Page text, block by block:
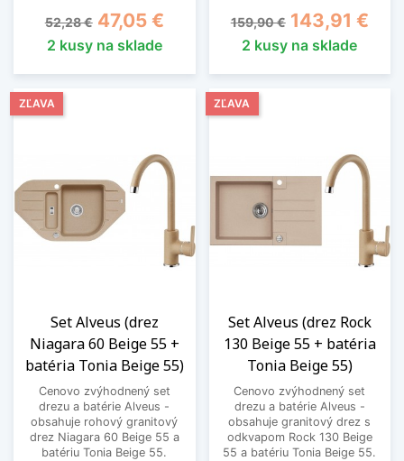
Základná cena
52,28 € Cena
47,05 €
2 kusy na sklade
Základná cena
159,90 € Cena
143,91 €
2 kusy na sklade
Set Alveus (drez
Niagara 60 Beige 55 +
batéria Tonia Beige 55)
Cenovo zvýhodnený set
drezu a batérie Alveus -
obsahuje rohový granitový
drez Niagara 60 Beige 55 a
batériu Tonia Beige 55.
ZĽAVA
Set Alveus (drez Rock
130 Beige 55 + batéria
Tonia Beige 55)
Cenovo zvýhodnený set
drezu a batérie Alveus -
obsahuje granitový drez s
odkvapom Rock 130 Beige
55 a batériu Tonia Beige 55.
ZĽAVA